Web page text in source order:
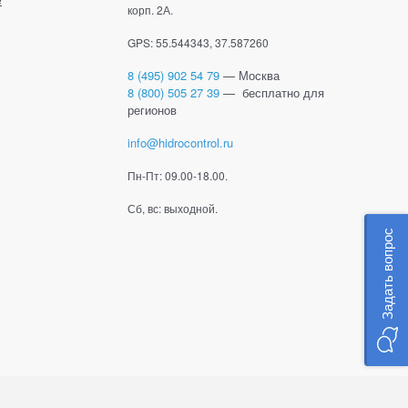
корп. 2А.
GPS: 55.544343, 37.587260
8 (495) 902 54 79 — Москва
8 (800) 505 27 39 — бесплатно для
регионов
info@hidrocontrol.ru
Пн-Пт: 09.00-18.00.
Сб, вс: выходной.
Задать вопрос